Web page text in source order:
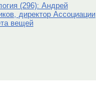
(296): Андрей
директор Ассоциации
вещей